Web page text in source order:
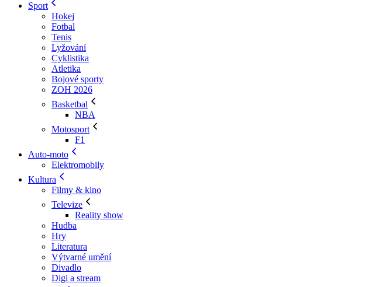
Sport
Hokej
Fotbal
Tenis
Lyžování
Cyklistika
Atletika
Bojové sporty
ZOH 2026
Basketbal
NBA
Motosport
F1
Auto-moto
Elektromobily
Kultura
Filmy & kino
Televize
Reality show
Hudba
Hry
Literatura
Výtvarné umění
Divadlo
Digi a stream